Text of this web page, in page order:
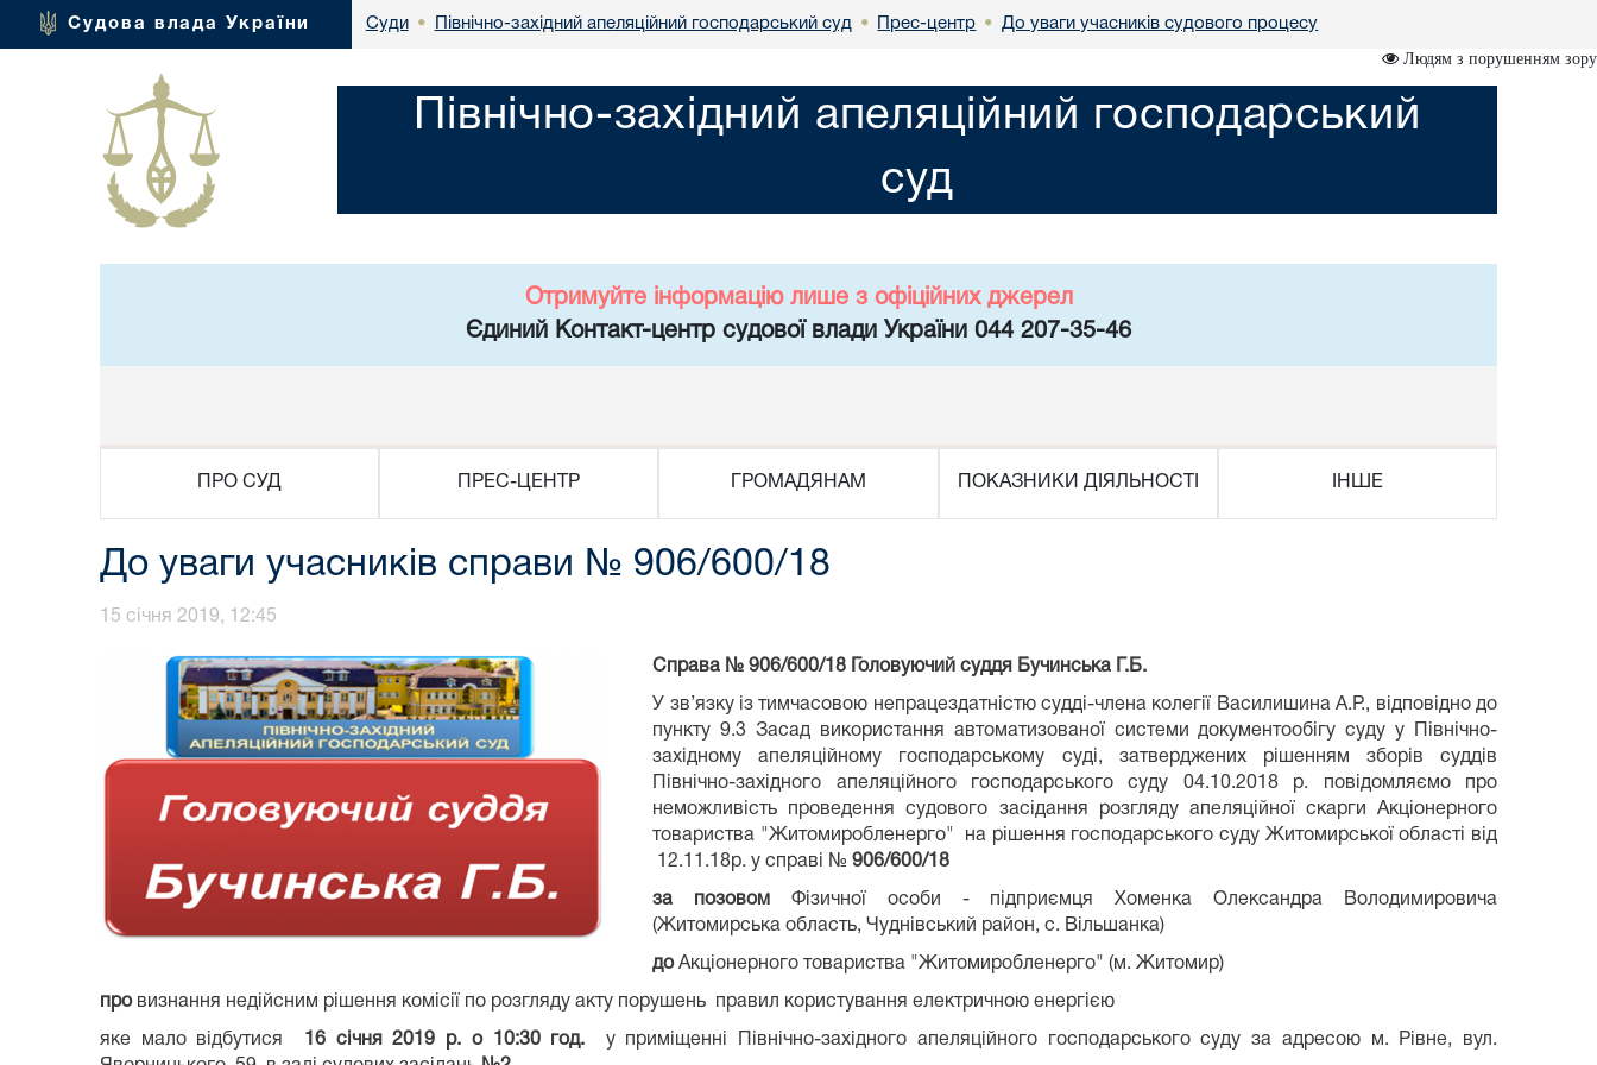
Судова влада України Суди • Північно-західний апеляційний господарський суд • Прес-центр • До уваги учасників судового процесу
Людям з порушенням зору
Північно-західний апеляційний господарський
суд
Отримуйте інформацію лише з офіційних джерел
Єдиний Контакт-центр судової влади України 044 207-35-46
ПРО СУД ПРЕС-ЦЕНТР ГРОМАДЯНАМ ПОКАЗНИКИ ДІЯЛЬНОСТІ ІНШЕ
До уваги учасників справи № 906/600/18
15 січня 2019, 12:45
Справа №906/600/18 Головуючий суддя Бучинська Г.Б.
У зв’язку із тимчасовою непрацездатністю судді-члена колегії Василишина А.Р., відповідно до
пункту 9.3 Засад використання автоматизованої системи документообігу суду у Північно-
західному апеляційному господарському суді, затверджених рішенням зборів суддів
Північно-західного апеляційного господарського суду 04.10.2018 р. повідомляємо про
неможливість проведення судового засідання розгляду апеляційної скарги Акціонерного
товариства "Житомиробленерго" на рішення господарського суду Житомирської області від
12.11.18р. у справі №906/600/18
за позовомФізичної особи - підприємця Хоменка Олександра Володимировича
(Житомирська область, Чуднівський район, с. Вільшанка)
доАкціонерного товариства "Житомиробленерго" (м. Житомир)
провизнання недійсним рішення комісії по розгляду акту порушень правил користування електричною енергією
яке мало відбутися 16 січня 2019 р. о 10:30 год. у приміщенні Північно-західного апеляційного господарського суду за адресою м. Рівне, вул.